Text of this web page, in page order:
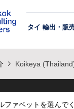
タイ 輸出・販
Koikeya
ファベットを選んで